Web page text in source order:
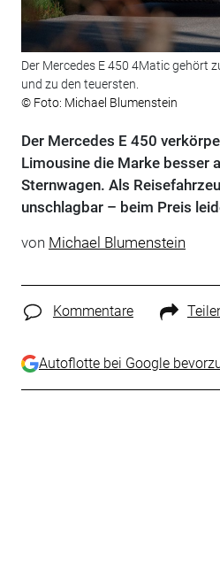
Der Mercedes E 450 4Matic gehört
und zu den teuersten.
© Foto: Michael Blumenstein
Der Mercedes E 450
Limousine die Marke besser
Sternwagen. Als
unschlagbar – beim Preis
von Michael Blumenstein
Kommentare
Autoflotte bei Google